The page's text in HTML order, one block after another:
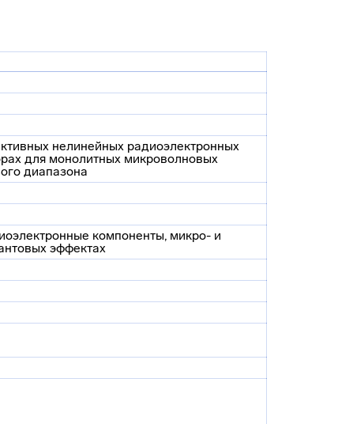
нелинейных радиоэлектронных
для монолитных микроволновых
диапазона
компоненты, микро- и
эффектах